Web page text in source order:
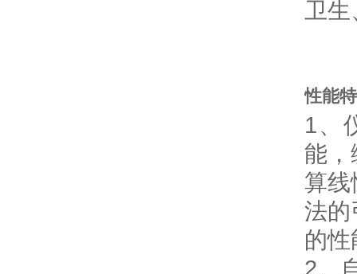
卫
性能
1、
能，
算线
法的
的
2、